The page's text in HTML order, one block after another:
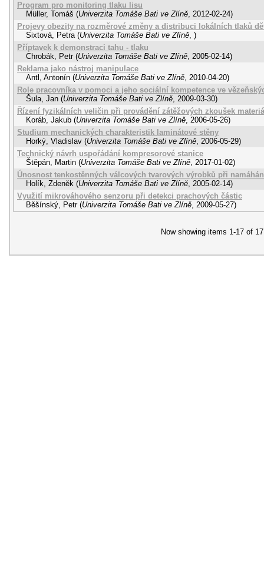
Program pro monitoring tlaku lisu
Müller, Tomáš (Univerzita Tomáše Bati ve Zlíně, 2012-02-24)
Projevy obezity na rozměrové změny a distribuci lokálních tlaků
Sixtová, Petra (Univerzita Tomáše Bati ve Zlíně, )
Příptavek k demonstraci tahu - tlaku
Chrobák, Petr (Univerzita Tomáše Bati ve Zlíně, 2005-02-14)
Reklama jako nástroj manipulace
Antl, Antonín (Univerzita Tomáše Bati ve Zlíně, 2010-04-20)
Role pracovníka v pomoci a jeho sociální kompetence ve
Šula, Jan (Univerzita Tomáše Bati ve Zlíně, 2009-03-30)
Řízení fyzikálních veličin při provádění zátěžových zkoušek
Koráb, Jakub (Univerzita Tomáše Bati ve Zlíně, 2006-05-26)
Studium mechanických charakteristik laminátové stěny
Horký, Vladislav (Univerzita Tomáše Bati ve Zlíně, 2006-05-29)
Technický návrh uspořádání kompresorové stanice
Štěpán, Martin (Univerzita Tomáše Bati ve Zlíně, 2017-01-02)
Únosnost tenkostěnných válcových tvarových výrobků při
Holík, Zdeněk (Univerzita Tomáše Bati ve Zlíně, 2005-02-14)
Využití mikrováhového senzoru při detekci prachových částic
Běšínský, Petr (Univerzita Tomáše Bati ve Zlíně, 2009-05-27)
Now showing items 1-17 of 17